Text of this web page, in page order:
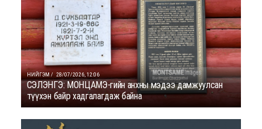
НИЙГЭМ / 28/07/2026, 12:06
СЭЛЭНГЭ: МОНЦАМЭ-гийн анхны мэдээ дамжуулсан
түүхэн байр хадгалагдаж байна